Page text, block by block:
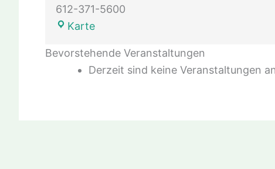
612-371-5600
KarteDemo:
Orchestra
Bevorstehende Veranstaltungen
Derzeit sind keine Veranstaltungen